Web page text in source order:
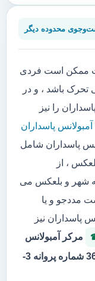
محدوده دیگر
ممکن است فردی
باشد ، و در
را نیز
آمبولانس پاسداران
پاسداران شامل
، از
به شهر و بلعکس می
مددجو و یا
پاسداران نیز
مرکر آمبولانس
خصوصی همیاران سلامت ایثار 36146400 شماره پروانه 3-